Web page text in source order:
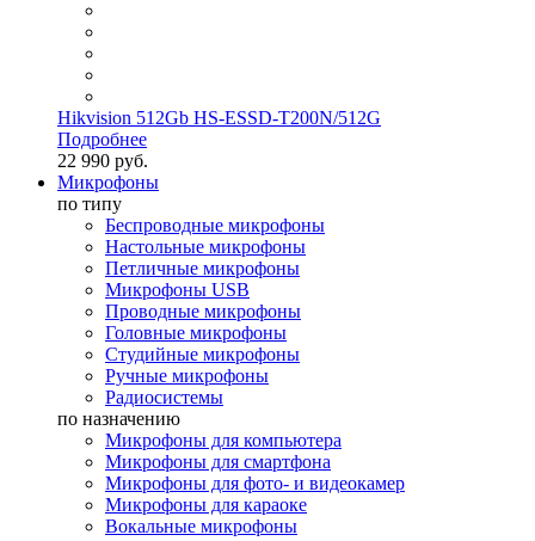
Hikvision 512Gb HS-ESSD-T200N/512G
Подробнее
22 990 руб.
Микрофоны
по типу
Беспроводные микрофоны
Настольные микрофоны
Петличные микрофоны
Микрофоны USB
Проводные микрофоны
Головные микрофоны
Студийные микрофоны
Ручные микрофоны
Радиосистемы
по назначению
Микрофоны для компьютера
Микрофоны для смартфона
Микрофоны для фото- и видеокамер
Микрофоны для караоке
Вокальные микрофоны